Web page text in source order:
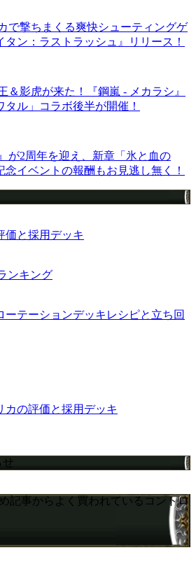
で撃ちまくる爽快シューティングゲ
タン：ラストラッシュ』リリース！
＆影虎が来た！『鋼嵐 - メカラシ』
タル」コラボ後半が開催！
が2周年を迎え、新章「氷と血の
念イベントの報酬もお見逃し無く！
価と採用デッキ
ンキング
ーテーションデッキレシピと立ち回
カの評価と採用デッキ
せ
記事からよく買われているコントロ